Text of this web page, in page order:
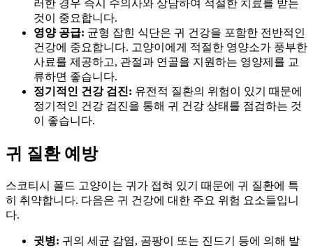
러한 경우 즉시 수의사와 상담하여 적절한 치료를 받는
것이 중요합니다.
영양 공급: 균형 잡힌 식단은 귀 건강을 포함한 전반적인
건강에 중요합니다. 고양이에게 적절한 영양소가 풍부한
사료를 제공하고, 관절과 연골을 지원하는 영양제를 교
류하면 좋습니다.
정기적인 건강 검진: 유전적 질환의 위험이 있기 때문에
정기적인 건강 검진을 통해 귀 건강 상태를 점검하는 것
이 좋습니다.
귀 질환 예방
스코티시 폴드 고양이는 귀가 접혀 있기 때문에 귀 질환에 특
히 취약합니다. 다음은 귀 건강에 대한 주요 위험 요소들입니
다.
귓병: 귀의 세균 감염, 곰팡이 또는 진드기 등에 의해 발